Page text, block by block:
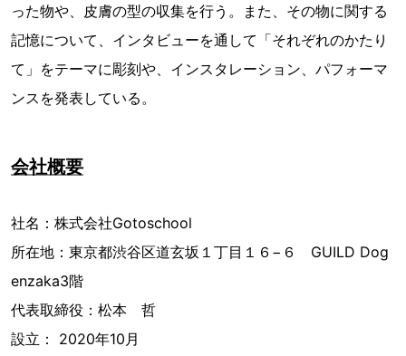
った物や、皮膚の型の収集を行う。また、その物に関する
記憶について、インタビューを通して「それぞれのかたり
て」をテーマに彫刻や、インスタレーション、パフォーマ
ンスを発表している。
会社概要
社名：株式会社Gotoschool
所在地：東京都渋谷区道玄坂１丁目１６−６ GUILD Dog
enzaka3階
代表取締役：松本 哲
設立： 2020年10月